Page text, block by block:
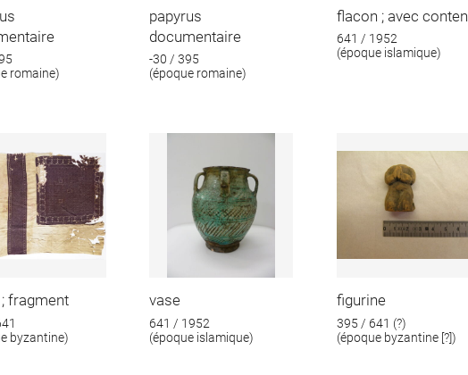
romaine)
papyrus
documentaire
-30 / 395
(époque romaine)
flacon ; avec
641 / 1952
(époque islamique)
fragment
byzantine)
vase
641 / 1952
(époque islamique)
figurine
395 / 641 (?)
(époque byzantine [?])